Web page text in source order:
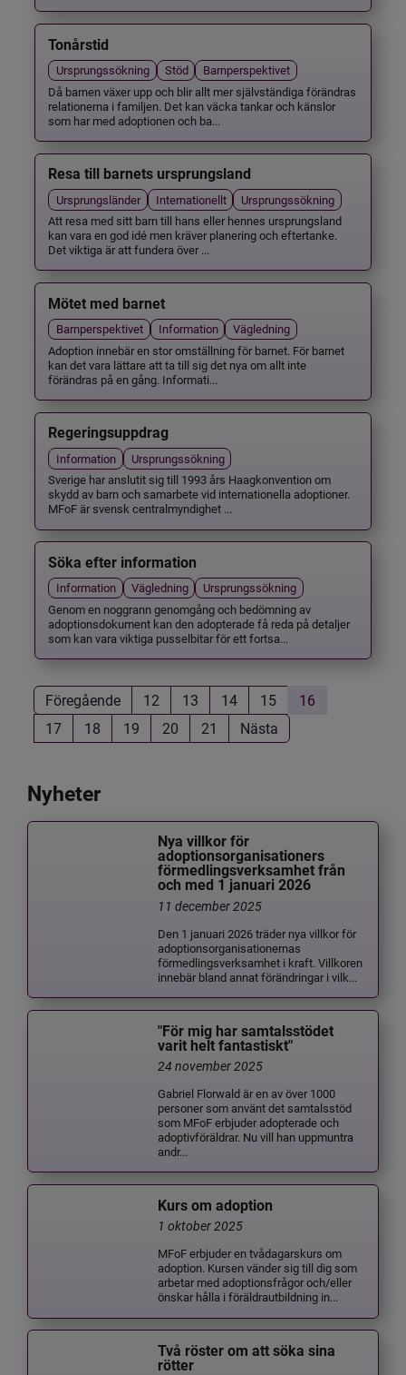
Tonårstid
Ursprungssökning Stöd
Barnperspektivet
Då barnen växer upp och blir allt mer självständiga förändras
relationerna i familjen. Det kan väcka tankar och känslor
som har med adoptionen och ba...
Resa till barnets ursprungsland
Ursprungsländer Internationellt
Ursprungssökning
Att resa med sitt barn till hans eller hennes ursprungsland
kan vara en god idé men kräver planering och eftertanke.
Det viktiga är att fundera över ...
Mötet med barnet
Barnperspektivet Information
Vägledning
Adoption innebär en stor omställning för barnet. För barnet
kan det vara lättare att ta till sig det nya om allt inte
förändras på en gång. Informati...
Regeringsuppdrag
Information
Ursprungssökning
Sverige har anslutit sig till 1993 års Haagkonvention om
skydd av barn och samarbete vid internationella adoptioner.
MFoF är svensk centralmyndighet ...
Söka efter information
Information Vägledning
Ursprungssökning
Genom en noggrann genomgång och bedömning av
adoptionsdokument kan den adopterade få reda på detaljer
som kan vara viktiga pusselbitar för ett fortsa...
Föregående 12 13 14 15
16
17
18 19 20 21 Nästa
Nyheter
Nya villkor för
adoptionsorganisationers
förmedlingsverksamhet från
och med 1 januari 2026
11 december 2025
Den 1 januari 2026 träder nya villkor för
adoptionsorganisationernas
förmedlingsverksamhet i kraft. Villkoren
innebär bland annat förändringar i vilk...
"För mig har samtalsstödet
varit helt fantastiskt"
24 november 2025
Gabriel Florwald är en av över 1000
personer som använt det samtalsstöd
som MFoF erbjuder adopterade och
adoptivföräldrar. Nu vill han uppmuntra
andr...
Kurs om adoption
1 oktober 2025
MFoF erbjuder en tvådagarskurs om
adoption. Kursen vänder sig till dig som
arbetar med adoptionsfrågor och/eller
önskar hålla i föräldrautbildning in...
Två röster om att söka sina
rötter